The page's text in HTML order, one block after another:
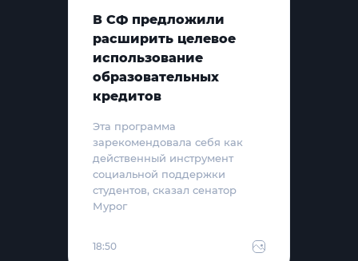
В СФ предложили
расширить целевое
использование
образовательных
кредитов
Эта программа
зарекомендовала себя как
действенный инструмент
социальной поддержки
студентов, сказал сенатор
Мурог
18:50